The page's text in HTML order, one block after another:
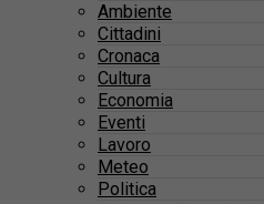
Ambiente
Cittadini
Cronaca
Cultura
Economia
Eventi
Lavoro
Meteo
Politica